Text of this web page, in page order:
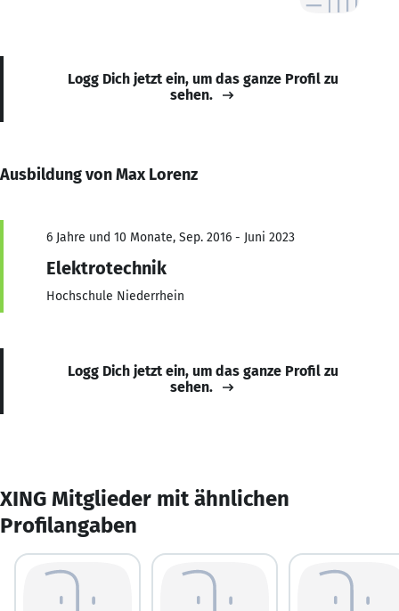
Logg Dich jetzt ein, um das ganze Profil zu
sehen.
Ausbildung von Max Lorenz
6 Jahre und 10 Monate, Sep. 2016 - Juni 2023
Elektrotechnik
Hochschule Niederrhein
Logg Dich jetzt ein, um das ganze Profil zu
sehen.
XING Mitglieder mit ähnlichen
Profilangaben